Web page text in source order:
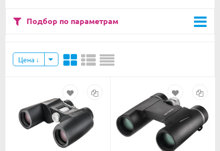
Подбор по параметрам
Цена